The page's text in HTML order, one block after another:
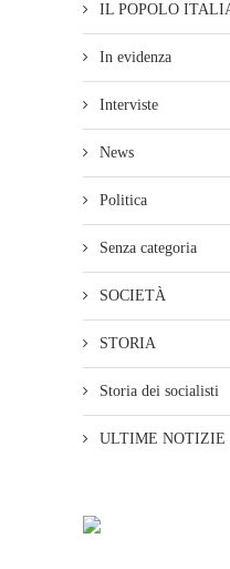
IL POPOLO
In evidenza
Interviste
News
Politica
Senza categoria
SOCIETÀ
STORIA
Storia dei socialisti
ULTIME NOTIZIE